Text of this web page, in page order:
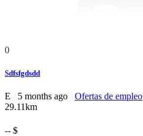
0
Sdfsfgdsdd
E 5 months ago Ofertas de empleo
29.11km
-- $